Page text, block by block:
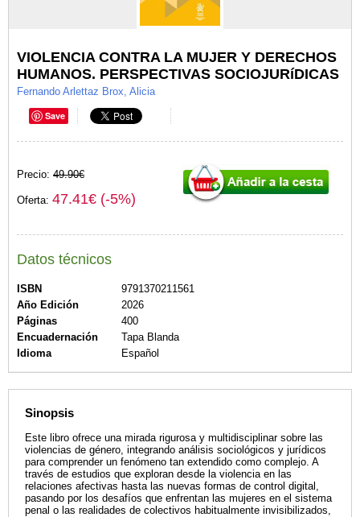
VIOLENCIA CONTRA LA MUJER Y DERECHOS
HUMANOS. PERSPECTIVAS SOCIOJURíDICAS
Fernando Arlettaz Brox, Alicia
Save
Precio: 49.90€
Oferta: 47.41€ (-5%)
Datos técnicos
ISBN
9791370211561
Año Edición
2026
Páginas
400
Encuadernación
Tapa Blanda
Idioma
Español
Sinopsis
Este libro ofrece una mirada rigurosa y multidisciplinar sobre las
violencias de género, integrando análisis sociológicos y jurídicos
para comprender un fenómeno tan extendido como complejo. A
través de estudios que exploran desde la violencia en las
relaciones afectivas hasta las nuevas formas de control digital,
pasando por los desafíos que enfrentan las mujeres en el sistema
penal o las realidades de colectivos habitualmente invisibilizados,